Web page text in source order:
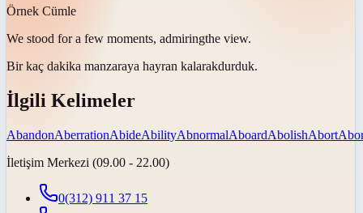
Örnek Cümle
We stood for a few moments, admiringthe view.
Bir kaç dakika manzaraya hayran kalarakdurduk.
İlgili Kelimeler
AbandonAberrationAbideAbilityAbnormalAboardAbolishAbort
İletişim Merkezi (09.00 - 22.00)
0(312) 911 37 15